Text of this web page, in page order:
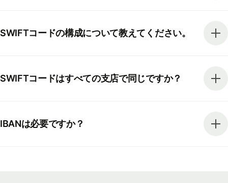
SWIFTコードの構成について教えてください。
SWIFTコードはすべての支店で同じですか？
IBANは必要ですか？